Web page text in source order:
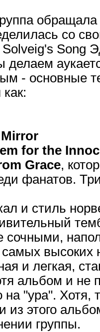
со
Song
- основные
for the
Grace,
фанатов.
и стиль
сочными,
высоких
и легкая,
альбом и не
"ура". Хотя,
из этого
группы.